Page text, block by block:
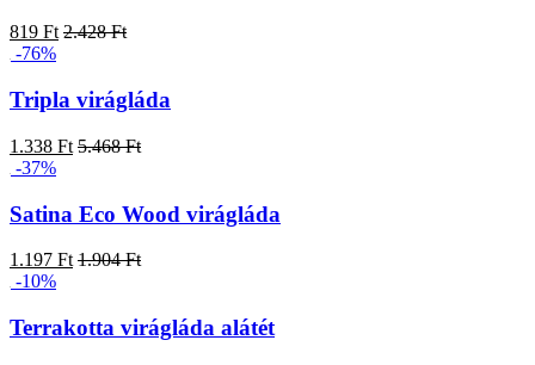
819 Ft 2.428 Ft
-76%
Tripla virágláda
1.338 Ft 5.468 Ft
-37%
Satina Eco Wood virágláda
1.197 Ft 1.904 Ft
-10%
Terrakotta virágláda alátét